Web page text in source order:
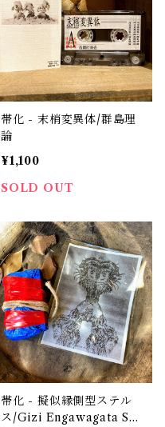
帯化 - 末梢変異体​/​群島理
論
¥1,100
SOLD OUT
帯化 - 擬似縁側型ステル
ス​/​Gizi Engawagata Ste